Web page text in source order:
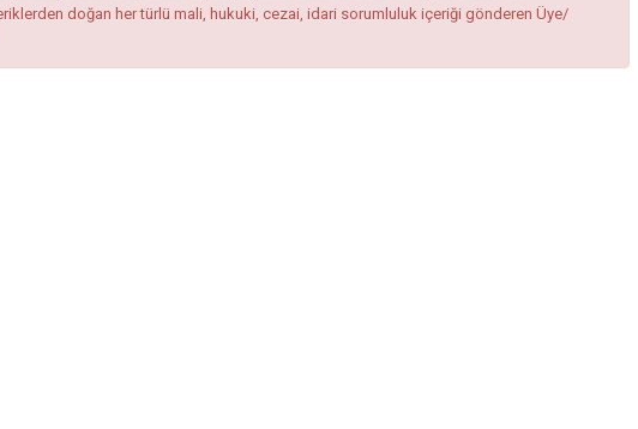
doğan her türlü mali, hukuki, cezai, idari sorumluluk içeriği gönderen Üye/